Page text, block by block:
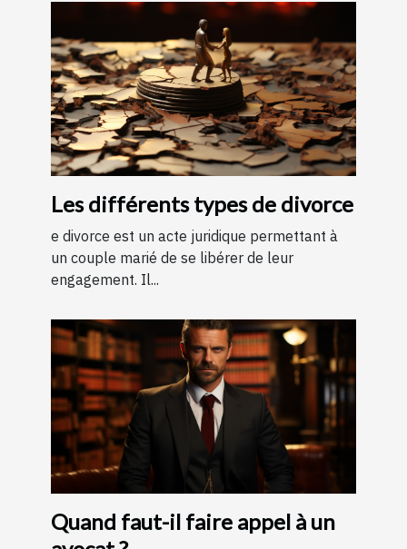
Les différents types de divorce
e divorce est un acte juridique permettant à
un couple marié de se libérer de leur
engagement. Il...
Quand faut-il faire appel à un